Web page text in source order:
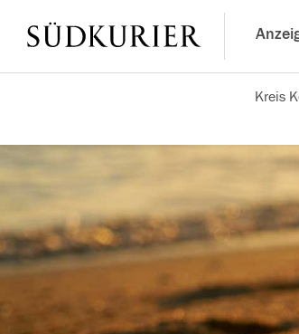
Kreis